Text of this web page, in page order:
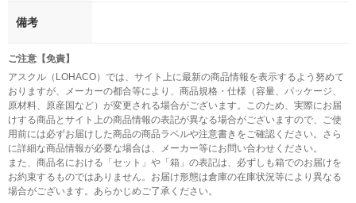
備考
ご注意【免責】
アスクル（LOHACO）では、サイト上に最新の商品情報を表示するよう努めて
おりますが、メーカーの都合等により、商品規格・仕様（容量、パッケージ、
原材料、原産国など）が変更される場合がございます。このため、実際にお届
けする商品とサイト上の商品情報の表記が異なる場合がございますので、ご使
用前には必ずお届けした商品の商品ラベルや注意書きをご確認ください。さら
に詳細な商品情報が必要な場合は、メーカー等にお問い合わせください。
また、商品名における「セット」や「箱」の表記は、必ずしも箱でのお届けを
お約束するものではありません。お届け形態は倉庫の在庫状況等により異なる
場合がございます。あらかじめご了承ください。